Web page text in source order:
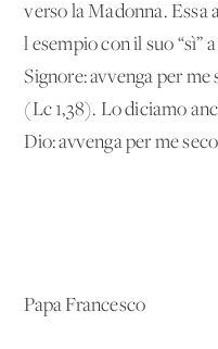
verso la Madonna. Essa
l'esempio con il suo “sì”
Signore: avvenga per
(Lc 1,38). Lo diciamo
Dio: avvenga per me
Papa Francesco